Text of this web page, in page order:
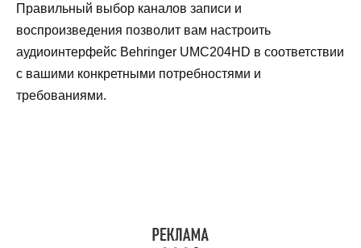
Правильный выбор каналов записи и
воспроизведения позволит вам настроить
аудиоинтерфейс Behringer UMC204HD в соответствии
с вашими конкретными потребностями и
требованиями.